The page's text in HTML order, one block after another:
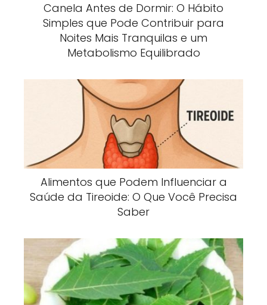
Canela Antes de Dormir: O Hábito
Simples que Pode Contribuir para
Noites Mais Tranquilas e um
Metabolismo Equilibrado
Alimentos que Podem Influenciar a
Saúde da Tireoide: O Que Você Precisa
Saber